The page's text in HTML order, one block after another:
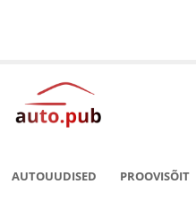
AUTOUUDISED PROOVISÕIT